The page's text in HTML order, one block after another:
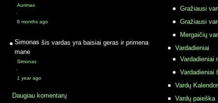
Aurimas
·
8 months ago
Simonas šis vardas yra baisiai geras ir primena
mane
Simonas
·
1 year ago
Daugiau komentarų
Gražiausi
Gražiausi
Mergaičių
Vardadieniai
Vardadieniai
Vardadieniai
Vardų
Vardų paieška